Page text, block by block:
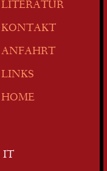
LITERATUR
KONTAKT
ANFAHRT
LINKS
HOME
IT